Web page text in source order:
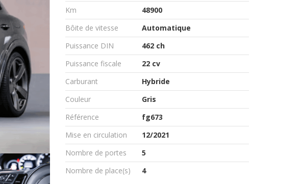
Km
48900
Bôite de vitesse
Automatique
Puissance DIN
462 ch
Puissance fiscale
22 cv
Carburant
Hybride
Couleur
Gris
Référence
fg673
Mise en circulation
12/2021
Nombre de portes
5
Nombre de place(s)
4